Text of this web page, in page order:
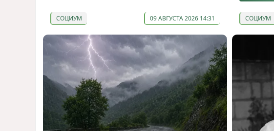
СОЦИУМ 09 АВГУСТА 2026 14:31 СОЦИУМ